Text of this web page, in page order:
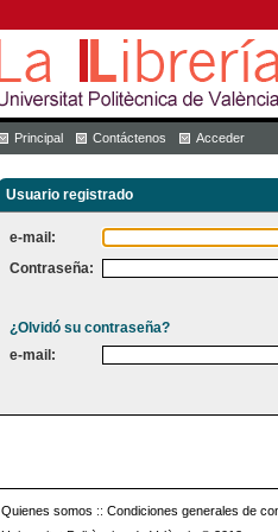
Principal Contáctenos Acceder
Usuario registrado
e-mail:
Contraseña:
¿Olvidó su contraseña?
e-mail:
Quienes somos :: Condiciones generales de